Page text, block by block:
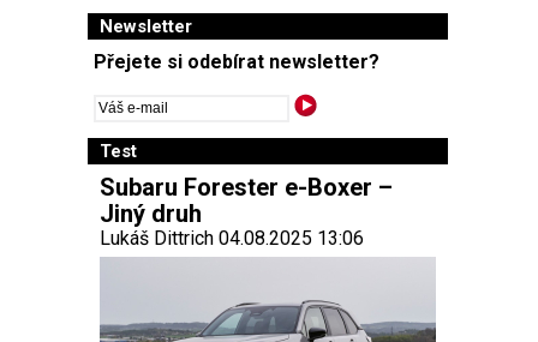
Newsletter
Přejete si odebírat newsletter?
Test
Subaru Forester e-Boxer –
Jiný druh
Lukáš Dittrich 04.08.2025 13:06